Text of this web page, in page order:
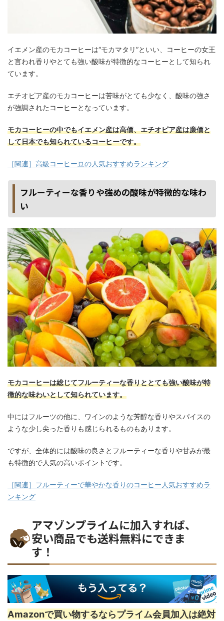
イエメン産のモカコーヒーは“モカマタリ”といい、コーヒーの女王
と言われ香りやとても強い酸味が特徴的なコーヒーとして知られ
ています。
エチオピア産のモカコーヒーは苦味がとても少なく、酸味の強さ
が強調されたコーヒーとなっています。
モカコーヒーの中でもイエメン産は高価、エチオピア産は廉価と
して日本でも知られているコーヒーです。
［関連］高級コーヒー豆の人気おすすめランキング
フルーティーな香りや強めの酸味が特徴的な味わ
い
モカコーヒーは総じてフルーティーな香りととても強い酸味が特
徴的な味わいとして知られています。
中にはフルーツの他に、ワインのような芳醇な香りやスパイスの
ような少し尖った香りも感じられるものもあります。
ですが、全体的には酸味の良さとフルーティーな香りや甘みが最
も特徴的で人気の高いポイントです。
［関連］フルーティーで華やかな香りのコーヒー人気おすすめラ
ンキング
アマゾンプライムに加入すれば、
安い商品でも送料無料にできま
す！
Amazonで買い物するならプライム会員加入は絶対